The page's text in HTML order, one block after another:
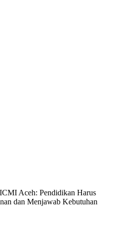
Aceh: Pendidikan Harus
dan Menjawab Kebutuhan